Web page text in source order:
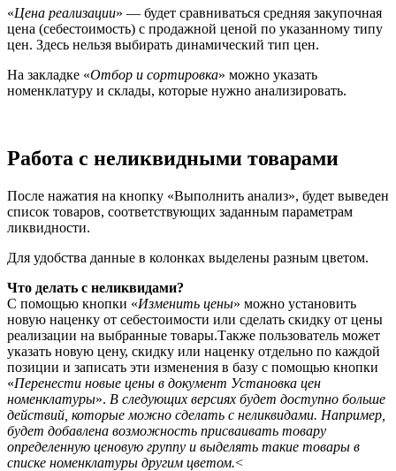
«Цена реализации» — будет сравниваться средняя закупочная
цена (себестоимость) с продажной ценой по указанному типу
цен. Здесь нельзя выбирать динамический тип цен.
На закладке «Отбор и сортировка» можно указать
номенклатуру и склады, которые нужно анализировать.
Работа с неликвидными товарами
После нажатия на кнопку «Выполнить анализ», будет выведен
список товаров, соответствующих заданным параметрам
ликвидности.
Для удобства данные в колонках выделены разным цветом.
Что делать с неликвидами?
С помощью кнопки «Изменить цены» можно установить
новую наценку от себестоимости или сделать скидку от цены
реализации на выбранные товары.Также пользователь может
указать новую цену, скидку или наценку отдельно по каждой
позиции и записать эти изменения в базу с помощью кнопки
«Перенести новые цены в документ Установка цен
номенклатуры». В следующих версиях будет доступно больше
действий, которые можно сделать с неликвидами. Например,
будет добавлена возможность присваивать товару
определенную ценовую группу и выделять такие товары в
списке номенклатуры другим цветом.<